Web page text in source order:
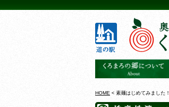
HOME < 素麺はじめてみました！